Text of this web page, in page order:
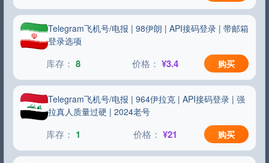
Telegram飞机号/电报 | 98伊朗 | API接码登录 | 带邮箱
登录选项
¥3.4
8 购买
Telegram飞机号/电报 | 964伊拉克 | API接码登录 | 强
拉真人质量过硬 | 2024老号
¥21
1 购买